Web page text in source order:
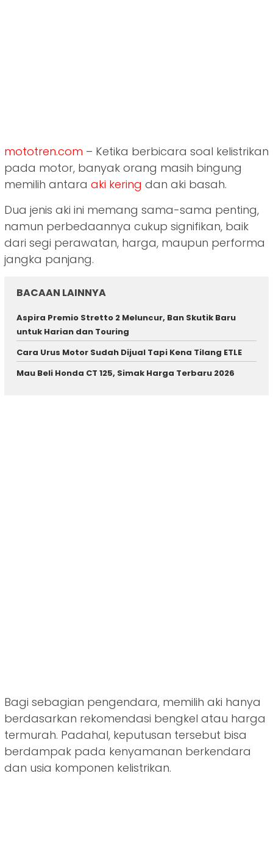
mototren.com – Ketika berbicara soal kelistrikan
pada motor, banyak orang masih bingung
memilih antara aki kering dan aki basah.
Dua jenis aki ini memang sama-sama penting,
namun perbedaannya cukup signifikan, baik
dari segi perawatan, harga, maupun performa
jangka panjang.
BACAAN LAINNYA
Aspira Premio Stretto 2 Meluncur, Ban Skutik Baru
untuk Harian dan Touring
Cara Urus Motor Sudah Dijual Tapi Kena Tilang ETLE
Mau Beli Honda CT 125, Simak Harga Terbaru 2026
Bagi sebagian pengendara, memilih aki hanya
berdasarkan rekomendasi bengkel atau harga
termurah. Padahal, keputusan tersebut bisa
berdampak pada kenyamanan berkendara
dan usia komponen kelistrikan.